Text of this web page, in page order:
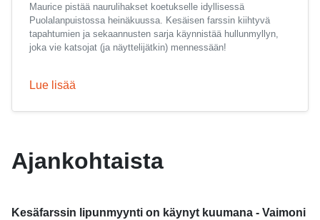
Ajankohtaista
Kesäfarssin lipunmyynti on käynyt kuumana - Vaimoni
Maurice pistää naurulihakset koetukselle idyllisessä
Puolalanpuistossa heinäkuussa. Kesäisen farssin kiihtyvä
tapahtumien ja sekaannusten sarja käynnistää hullunmyllyn,
joka vie katsojat (ja näyttelijätkin) mennessään!
Lue lisää